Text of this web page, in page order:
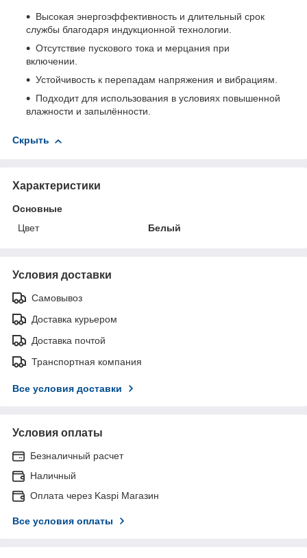
Высокая энергоэффективность и длительный срок
службы благодаря индукционной технологии.
Отсутствие пускового тока и мерцания при
включении.
Устойчивость к перепадам напряжения и вибрациям.
Подходит для использования в условиях повышенной
влажности и запылённости.
Скрыть
Характеристики
Основные
Цвет
Белый
Условия доставки
Самовывоз
Доставка курьером
Доставка почтой
Транспортная компания
Все условия доставки
Условия оплаты
Безналичный расчет
Наличный
Оплата через Kaspi Магазин
Все условия оплаты